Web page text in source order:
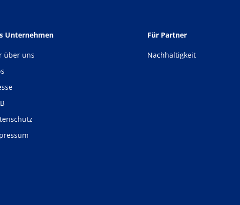
Unternehmen
über uns
Für Partner
Nachhaltigkeit